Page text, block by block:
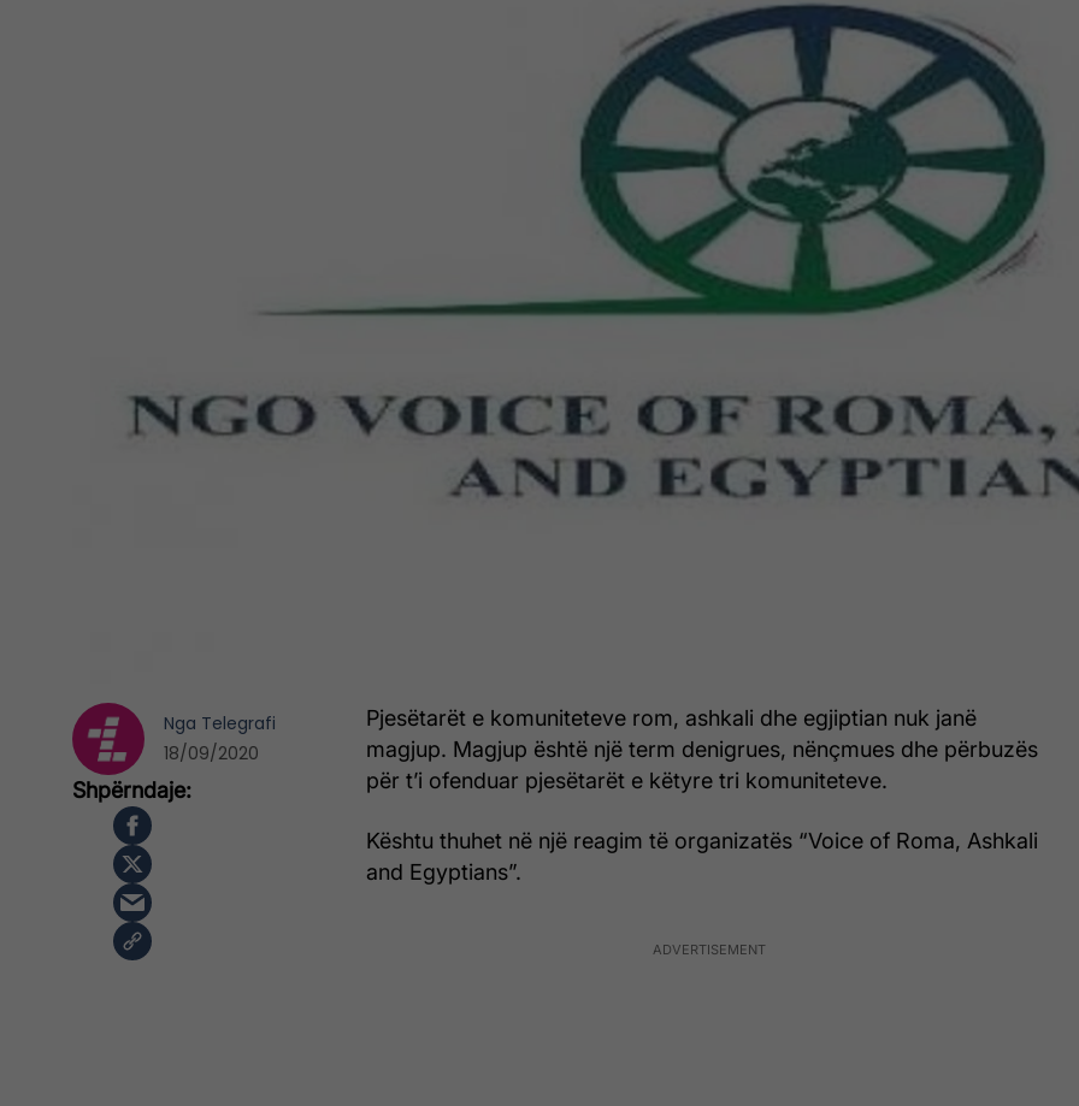
Pjesëtarët e komuniteteve rom, ashkali dhe egjiptian nuk janë
magjup. Magjup është një term denigrues, nënçmues dhe përbuzës
për t’i ofenduar pjesëtarët e këtyre tri komuniteteve.
Kështu thuhet në një reagim të organizatës “Voice of Roma, Ashkali
and Egyptians”.
Nga Telegrafi
18/09/2020